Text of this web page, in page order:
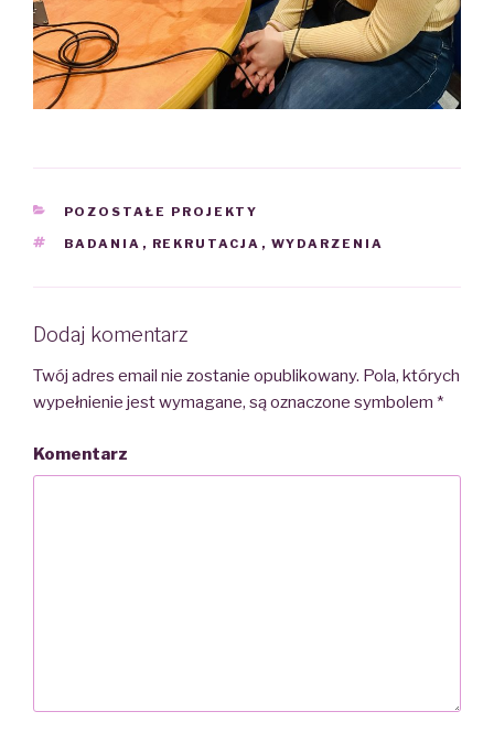
CATEGORIES
POZOSTAŁE PROJEKTY
TAGS
BADANIA , REKRUTACJA , WYDARZENIA
Dodaj komentarz
Twój adres email nie zostanie opublikowany. Pola, których
wypełnienie jest wymagane, są oznaczone symbolem *
Komentarz